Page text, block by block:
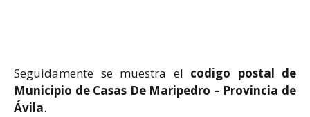
Seguidamente se muestra el codigo postal de
Municipio de Casas De Maripedro – Provincia de
Ávila.